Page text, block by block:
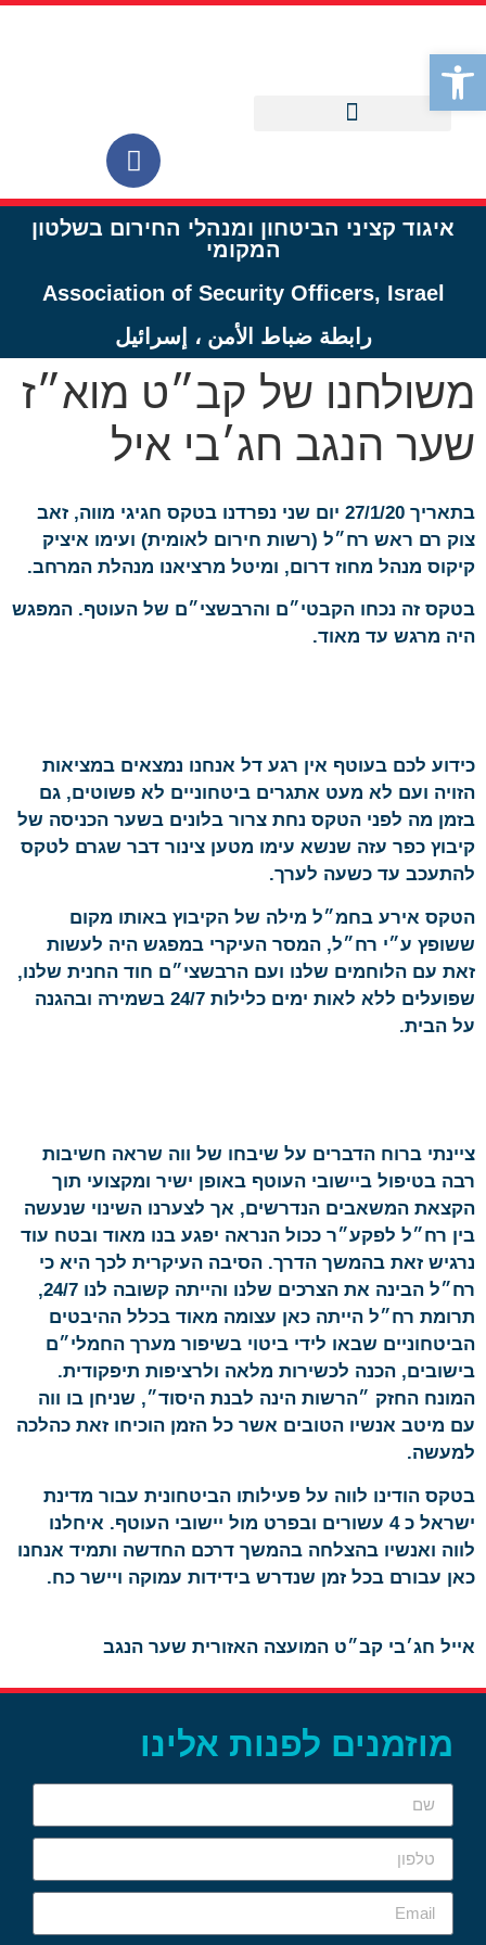
פתח סרגל נגישות
איגוד קציני הביטחון ומנהלי החירום בשלטון
המקומי
Association of Security Officers, Israel
رابطة ضباط الأمن ، إسرائيل
משולחנו של קב״ט מוא״ז
שער הנגב חג׳בי איל
בתאריך 27/1/20 יום שני נפרדנו בטקס חגיגי מווה, זאב
צוק רם ראש רח״ל (רשות חירום לאומית) ועימו איציק
קיקוס מנהל מחוז דרום, ומיטל מרציאנו מנהלת המרחב.
בטקס זה נכחו הקבטי״ם והרבשצי״ם של העוטף. המפגש
היה מרגש עד מאוד.
כידוע לכם בעוטף אין רגע דל אנחנו נמצאים במציאות
הזויה ועם לא מעט אתגרים ביטחוניים לא פשוטים, גם
בזמן מה לפני הטקס נחת צרור בלונים בשער הכניסה של
קיבוץ כפר עזה שנשא עימו מטען צינור דבר שגרם לטקס
להתעכב עד כשעה לערך.
הטקס אירע בחמ״ל מילה של הקיבוץ באותו מקום
ששופץ ע״י רח״ל, המסר העיקרי במפגש היה לעשות
זאת עם הלוחמים שלנו ועם הרבשצי״ם חוד החנית שלנו,
שפועלים ללא לאות ימים כלילות 24/7 בשמירה ובהגנה
על הבית.
ציינתי ברוח הדברים על שיבחו של ווה שראה חשיבות
רבה בטיפול ביישובי העוטף באופן ישיר ומקצועי תוך
הקצאת המשאבים הנדרשים, אך לצערנו השינוי שנעשה
בין רח״ל לפקע״ר ככול הנראה יפגע בנו מאוד ובטח עוד
נרגיש זאת בהמשך הדרך. הסיבה העיקרית לכך היא כי
רח״ל הבינה את הצרכים שלנו והייתה קשובה לנו 24/7,
תרומת רח״ל הייתה כאן עצומה מאוד בכלל ההיבטים
הביטחוניים שבאו לידי ביטוי בשיפור מערך החמלי״ם
בישובים, הכנה לכשירות מלאה ולרציפות תיפקודית.
המונח החזק ״הרשות הינה לבנת היסוד״, שניחן בו ווה
עם מיטב אנשיו הטובים אשר כל הזמן הוכיחו זאת כהלכה
למעשה.
בטקס הודינו לווה על פעילותו הביטחונית עבור מדינת
ישראל כ 4 עשורים ובפרט מול יישובי העוטף. איחלנו
לווה ואנשיו בהצלחה בהמשך דרכם החדשה ותמיד אנחנו
כאן עבורם בכל זמן שנדרש בידידות עמוקה ויישר כח.
אייל חג׳בי קב״ט המועצה האזורית שער הנגב
מוזמנים לפנות אלינו